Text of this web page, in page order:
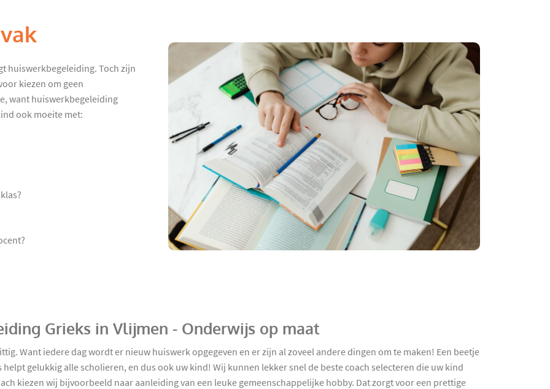
huiswerkbegeleiding. Toch zijn
kiezen om geen
want huiswerkbegeleiding
ook moeite met:
Grieks in Vlijmen - Onderwijs op maat
Want iedere dag wordt er nieuw huiswerk opgegeven en er zijn al zoveel andere dingen om te maken! Een beetje
gelukkig alle scholieren, en dus ook uw kind! Wij kunnen lekker snel de beste coach selecteren die uw kind
kiezen wij bijvoorbeeld naar aanleiding van een leuke gemeenschappelijke hobby. Dat zorgt voor een prettige